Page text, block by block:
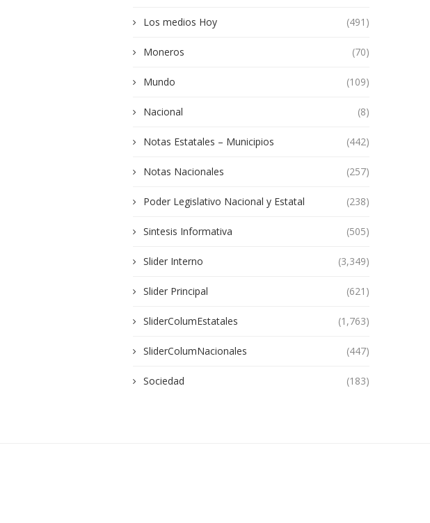
Los medios Hoy (491)
Moneros (70)
Mundo (109)
Nacional (8)
Notas Estatales – Municipios (442)
Notas Nacionales (257)
Poder Legislativo Nacional y Estatal (238)
Sintesis Informativa (505)
Slider Interno (3,349)
Slider Principal (621)
SliderColumEstatales (1,763)
SliderColumNacionales (447)
Sociedad (183)